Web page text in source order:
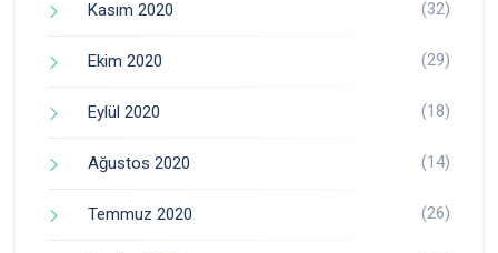
Kasım 2020 (32)
Ekim 2020 (29)
Eylül 2020 (18)
Ağustos 2020 (14)
Temmuz 2020 (26)